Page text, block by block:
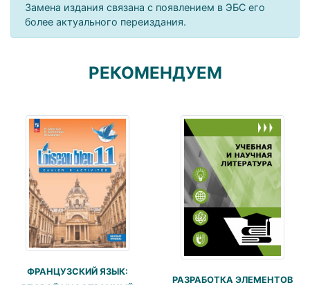
Замена издания связана с появлением в ЭБС его
более актуального переиздания.
РЕКОМЕНДУЕМ
ФРАНЦУЗСКИЙ ЯЗЫК:
РАЗРАБОТКА ЭЛЕМЕНТОВ